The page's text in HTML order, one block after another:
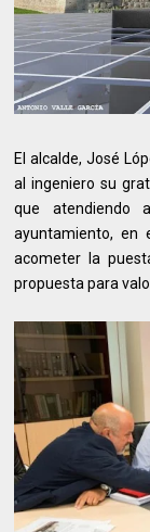
El alcalde, José
al ingeniero su
que atendiendo
ayuntamiento, en
acometer la
propuesta para